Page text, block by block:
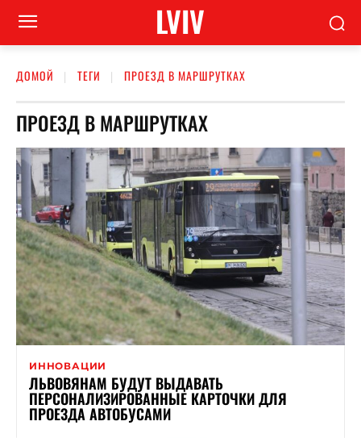
LVIV
ДОМОЙ ТЕГИ ПРОЕЗД В МАРШРУТКАХ
ПРОЕЗД В МАРШРУТКАХ
ИННОВАЦИИ
ЛЬВОВЯНАМ БУДУТ ВЫДАВАТЬ
ПЕРСОНАЛИЗИРОВАННЫЕ КАРТОЧКИ ДЛЯ
ПРОЕЗДА АВТОБУСАМИ